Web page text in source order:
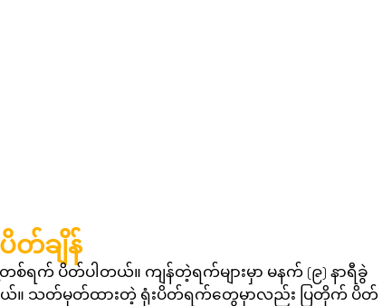
တ်ချိန်
က် ပိတ်ပါတယ်။ ကျန်တဲ့ရက်များမှာ မနက် (၉) နာရီခွဲ
ယ်။ သတ်မှတ်ထားတဲ့ ရုံးပိတ်ရက်တွေမှာလည်း ပြတိုက် ပိတ်